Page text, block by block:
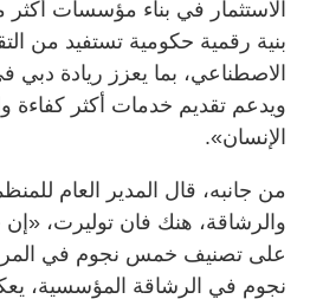
الاستثمار في بناء مؤسسات أكثر
بنية رقمية حكومية تستفيد من
الاصطناعي، بما يعزز ريادة دبي
ويدعم تقديم خدمات أكثر كفاءة
الإنسان».
من جانبه، قال المدير العام
والرشاقة، هنك فان توليرت،
على تصنيف خمس نجوم في
نجوم في الرشاقة المؤسسية،